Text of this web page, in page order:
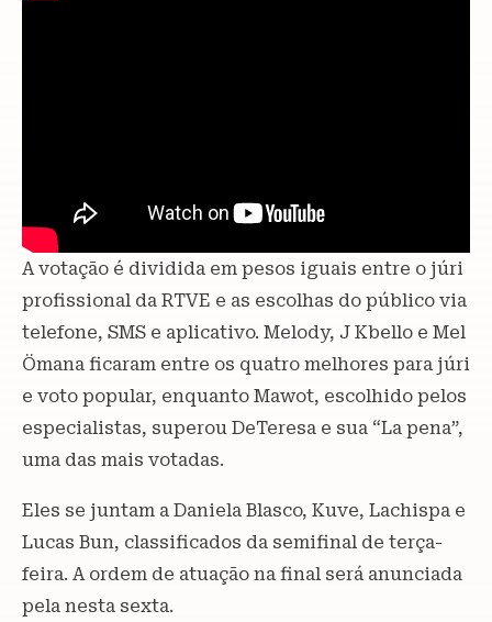
A votação é dividida em pesos iguais entre o júri
profissional da RTVE e as escolhas do público via
telefone, SMS e aplicativo. Melody, J Kbello e Mel
Ömana ficaram entre os quatro melhores para júri
e voto popular, enquanto Mawot, escolhido pelos
especialistas, superou DeTeresa e sua “La pena”,
uma das mais votadas.
Eles se juntam a Daniela Blasco, Kuve, Lachispa e
Lucas Bun, classificados da semifinal de terça-
feira. A ordem de atuação na final será anunciada
pela nesta sexta.